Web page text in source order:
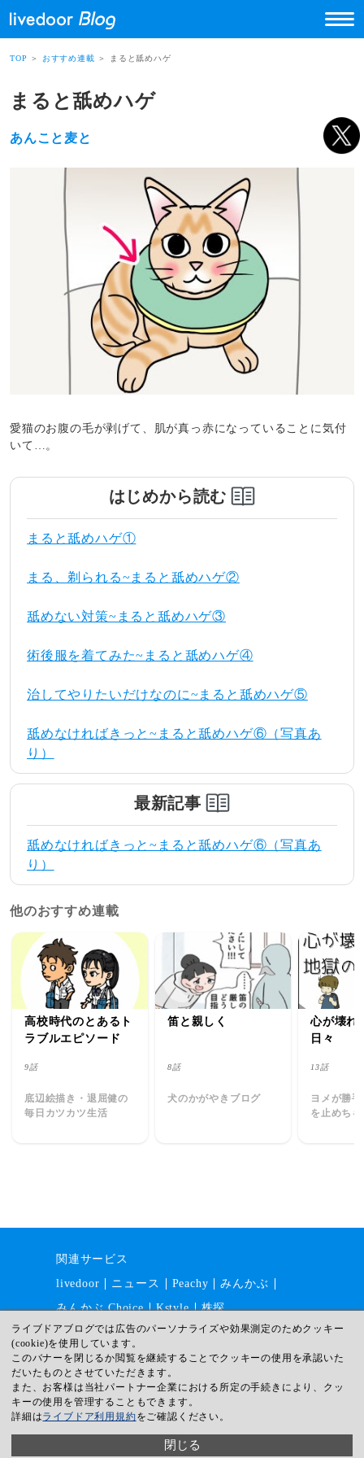
TOP ＞ おすすめ連載 ＞ まると舐めハゲ
まると舐めハゲ
あんこと麦と
愛猫のお腹の毛が剥げて、肌が真っ赤になっていることに気付
いて…。
はじめから読む
まると舐めハゲ①
まる、剃られる~まると舐めハゲ②
舐めない対策~まると舐めハゲ③
術後服を着てみた~まると舐めハゲ④
治してやりたいだけなのに~まると舐めハゲ⑤
舐めなければきっと~まると舐めハゲ⑥（写真あ
り）
最新記事
舐めなければきっと~まると舐めハゲ⑥（写真あ
り）
他のおすすめ連載
高校時代のとあるト
ラブルエピソード
9話
底辺絵描き・退屈健の
毎日カツカツ生活
笛と親しく
8話
犬のかがやきブログ
心が壊れ
日々
13話
ヨメが勝
を止めち
関連サービス
livedoor
ニュース Peachy
みんかぶ
みんかぶ Choice
Kstyle 株探
運営会社 採用情報
利用規約
ガイドライン
サイトマップ
プライバシー
ヘルプ
ライブドアブログでは広告のパーソナライズや効果測定のためクッキー
(cookie)を使用しています。
このバナーを閉じるか閲覧を継続することでクッキーの使用を承認いた
だいたものとさせていただきます。
また、お客様は当社パートナー企業における所定の手続きにより、クッ
キーの使用を管理することもできます。
詳細はライブドア利用規約をご確認ください。
閉じる